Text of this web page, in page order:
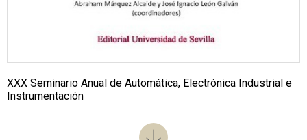
XXX Seminario Anual de Automática, Electrónica Industrial e
Instrumentación